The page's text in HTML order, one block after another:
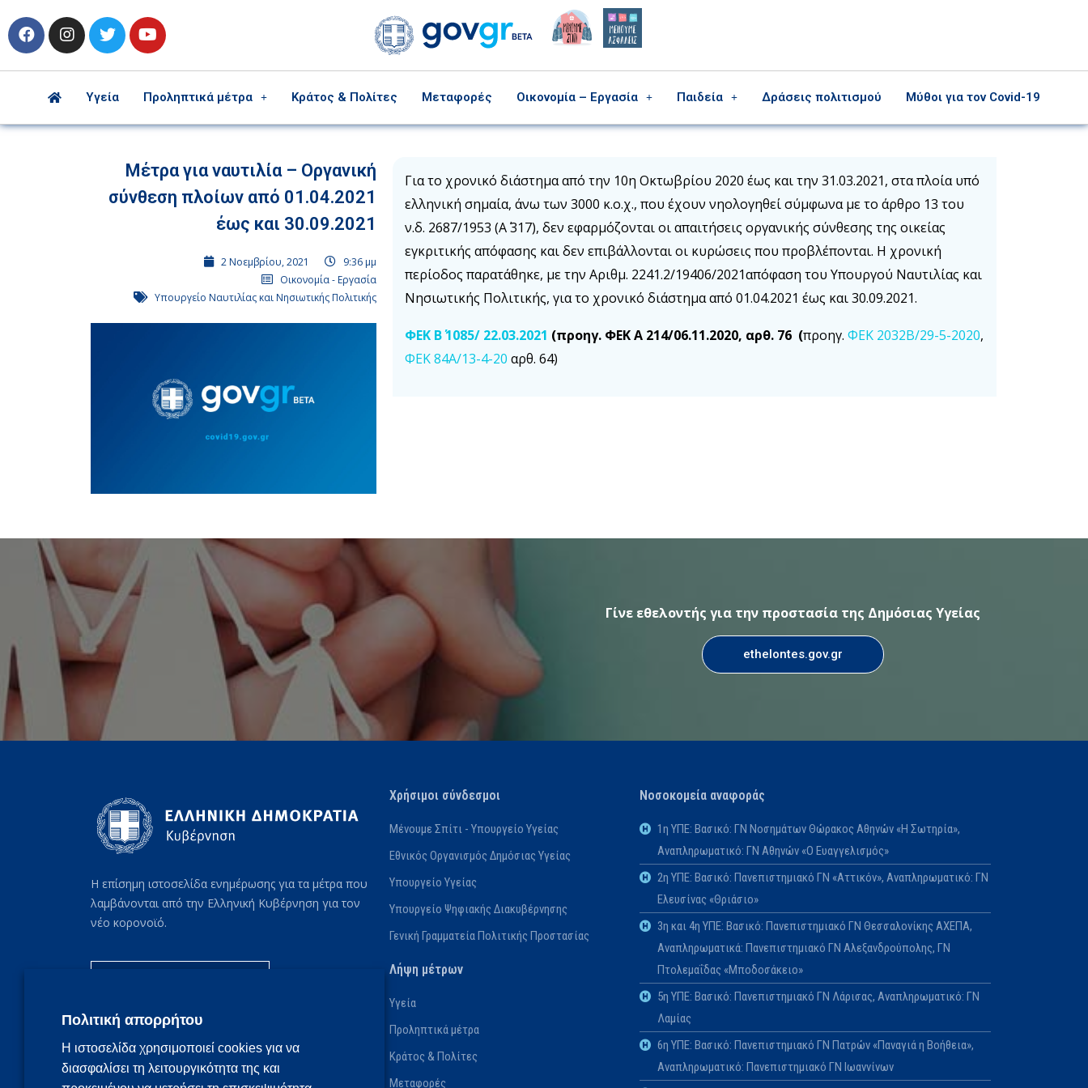
Υγεία Προληπτικά μέτρα Κράτος & Πολίτες Μεταφορές Οικονομία – Εργασία Παιδεία Δράσεις πολιτισμού Μύθοι για τον Covid-19
Μέτρα για ναυτιλία – Οργανική
σύνθεση πλοίων από 01.04.2021
έως και 30.09.2021
2 Νοεμβρίου, 2021
9:36 μμ
Οικονομία - Εργασία
Υπουργείο Ναυτιλίας και Νησιωτικής Πολιτικής
Για το χρονικό διάστημα από την 10η Οκτωβρίου 2020 έως και την 31.03.2021, στα πλοία υπό
ελληνική σημαία, άνω των 3000 κ.ο.χ., που έχουν νηολογηθεί σύμφωνα με το άρθρο 13 του
ν.δ. 2687/1953 (Α΄ 317), δεν εφαρμόζονται οι απαιτήσεις οργανικής σύνθεσης της οικείας
εγκριτικής απόφασης και δεν επιβάλλονται οι κυρώσεις που προβλέπονται. Η χρονική
περίοδος παρατάθηκε, με την Αριθμ. 2241.2/19406/2021απόφαση του Υπουργού Ναυτιλίας και
Νησιωτικής Πολιτικής, για το χρονικό διάστημα από 01.04.2021 έως και 30.09.2021.
ΦΕΚ Β΄ 1085/ 22.03.2021 (προηγ. ΦΕΚ Α 214/06.11.2020, αρθ. 76 (προηγ. ΦΕΚ 2032Β/29-5-2020,
ΦΕΚ 84Α/13-4-20 αρθ. 64)
Γίνε εθελοντής για την προστασία της Δημόσιας Υγείας
ethelontes.gov.gr
Η επίσημη ιστοσελίδα ενημέρωσης για τα μέτρα που
λαμβάνονται από την Ελληνική Κυβέρνηση για τον
νέο κορονοϊό.
Χρήσιμοι σύνδεσμοι
Μένουμε Σπίτι - Υπουργείο Υγείας
Εθνικός Οργανισμός Δημόσιας Υγείας
Υπουργείο Υγείας
Υπουργείο Ψηφιακής Διακυβέρνησης
Γενική Γραμματεία Πολιτικής Προστασίας
Λήψη μέτρων
Υγεία
Προληπτικά μέτρα
Κράτος & Πολίτες
Μεταφορές
Νοσοκομεία αναφοράς
1η ΥΠΕ: Βασικό: ΓΝ Νοσημάτων Θώρακος Αθηνών «Η Σωτηρία»,
Αναπληρωματικό: ΓΝ Αθηνών «Ο Ευαγγελισμός»
2η ΥΠΕ: Βασικό: Πανεπιστημιακό ΓΝ «Αττικόν», Αναπληρωματικό: ΓΝ
Ελευσίνας «Θριάσιο»
3η και 4η ΥΠΕ: Βασικό: Πανεπιστημιακό ΓΝ Θεσσαλονίκης ΑΧΕΠΑ,
Αναπληρωματικά: Πανεπιστημιακό ΓΝ Αλεξανδρούπολης, ΓΝ
Πτολεμαΐδας «Μποδοσάκειο»
5η ΥΠΕ: Βασικό: Πανεπιστημιακό ΓΝ Λάρισας, Αναπληρωματικό: ΓΝ
Λαμίας
6η ΥΠΕ: Βασικό: Πανεπιστημιακό ΓΝ Πατρών «Παναγιά η Βοήθεια»,
Αναπληρωματικό: Πανεπιστημιακό ΓΝ Ιωαννίνων
Πολιτική απορρήτου
Η ιστοσελίδα χρησιμοποιεί cookies για να
διασφαλίσει τη λειτουργικότητα της και